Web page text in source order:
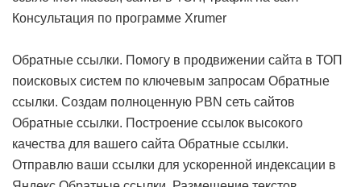
Консультация по программе Xrumer
Обратные ссылки. Помогу в продвижении сайта в ТОП
поисковых систем по ключевым запросам Обратные
ссылки. Создам полноценную PBN сеть сайтов
Обратные ссылки. Построение ссылок высокого
качества для вашего сайта Обратные ссылки.
Отправлю ваши ссылки для ускоренной индексации в